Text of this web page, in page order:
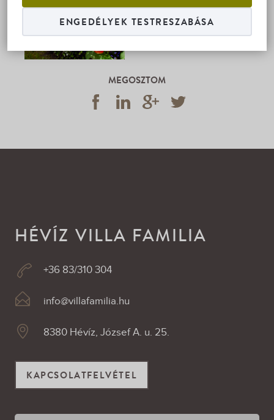
ENGEDÉLYEK TESTRESZABÁSA
EGYÁGYAS
KEDVEZMÉNYES
ÁR
MEGOSZTOM
HÉVÍZ VILLA FAMILIA
+36 83/310 304
info@villafamilia.hu
8380 Hévíz, József A. u. 25.
KAPCSOLATFELVÉTEL